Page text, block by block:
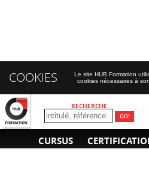
RECHERCHE
CURSUS
COOKIES
Le site HUB Formation
cookies nécessaires à